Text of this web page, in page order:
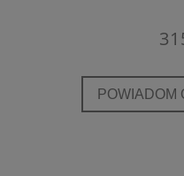
POWIADOM